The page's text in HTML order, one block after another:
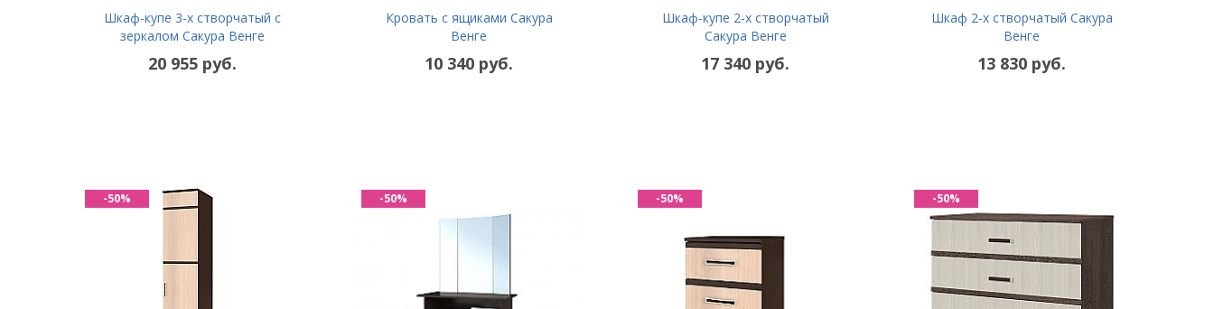
Шкаф-купе 3-х створчатый с
зеркалом Сакура Венге
20 955 руб.
Кровать с ящиками Сакура
Венге
10 340 руб.
Шкаф-купе 2-х створчатый
Сакура Венге
17 340 руб.
Шкаф 2-х створчатый Сакура
Венге
13 830 руб.
-50% -50% -50% -50%